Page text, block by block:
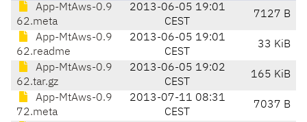
App-MtAws-0.9
62.meta
2013-06-05 19:01
CEST
7127 B
App-MtAws-0.9
62.readme
2013-06-05 19:01
CEST
33 KiB
App-MtAws-0.9
62.tar.gz
2013-06-05 19:02
CEST
165 KiB
App-MtAws-0.9
72.meta
2013-07-11 08:31
CEST
7037 B